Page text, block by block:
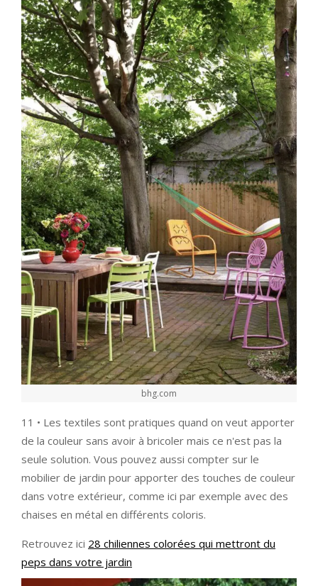
bhg.com
11 • Les textiles sont pratiques quand on veut apporter
de la couleur sans avoir à bricoler mais ce n'est pas la
seule solution. Vous pouvez aussi compter sur le
mobilier de jardin pour apporter des touches de couleur
dans votre extérieur, comme ici par exemple avec des
chaises en métal en différents coloris.
Retrouvez ici 28 chiliennes colorées qui mettront du
peps dans votre jardin